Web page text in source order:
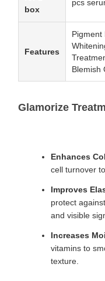
box
pcs
Features
Pigment
Blemish
Glamorize
Enhances
cell turnover
Improves
protect
and visible
Increases
vitamins to
texture.